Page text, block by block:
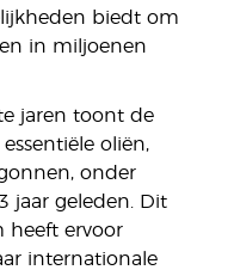
biedt om
in miljoenen
jaren toont de
oliën,
onder
jaar geleden. Dit
ervoor
internationale